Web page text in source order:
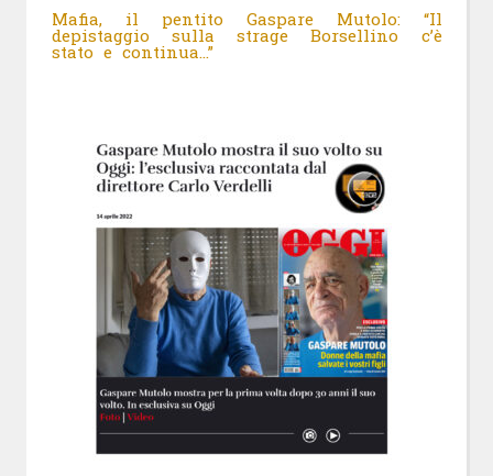
Mafia, il pentito Gaspare Mutolo: “Il
depistaggio sulla strage Borsellino c’è
stato e continua…”